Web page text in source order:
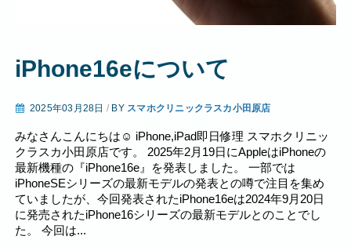
iPhone16eについて
2025年03月28日 / BY スマホクリニックラスカ小田原店
みなさんこんにちは☺︎ iPhone,iPad即日修理 スマホクリニッ
クラスカ小田原店です。 2025年2月19日にAppleはiPhoneの
最新機種の『iPhone16e』を発表しました。 一部では
iPhoneSEシリーズの最新モデルの発表との噂で注目を集め
ていましたが、今回発表されたiPhone16eは2024年9月20日
に発売されたiPhone16シリーズの最新モデルとのことでし
た。 今回は...